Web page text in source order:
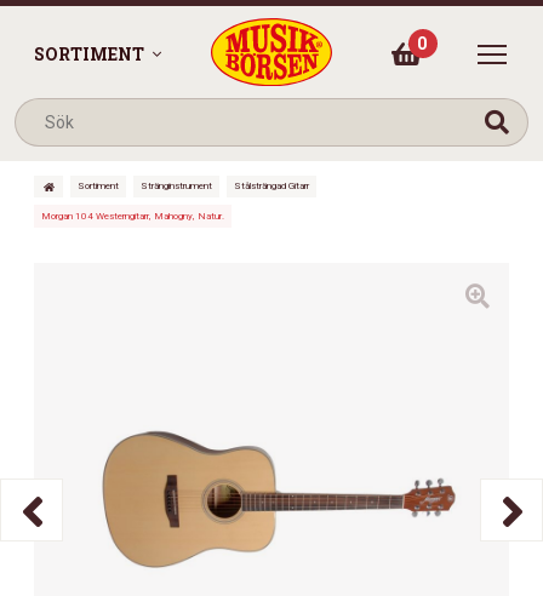
SORTIMENT 0
Sortiment Stränginstrument Stålsträngad Gitarr
Morgan 104 Westerngitarr, Mahogny, Natur.